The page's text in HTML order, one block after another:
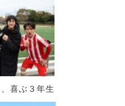
喜ぶ３年生